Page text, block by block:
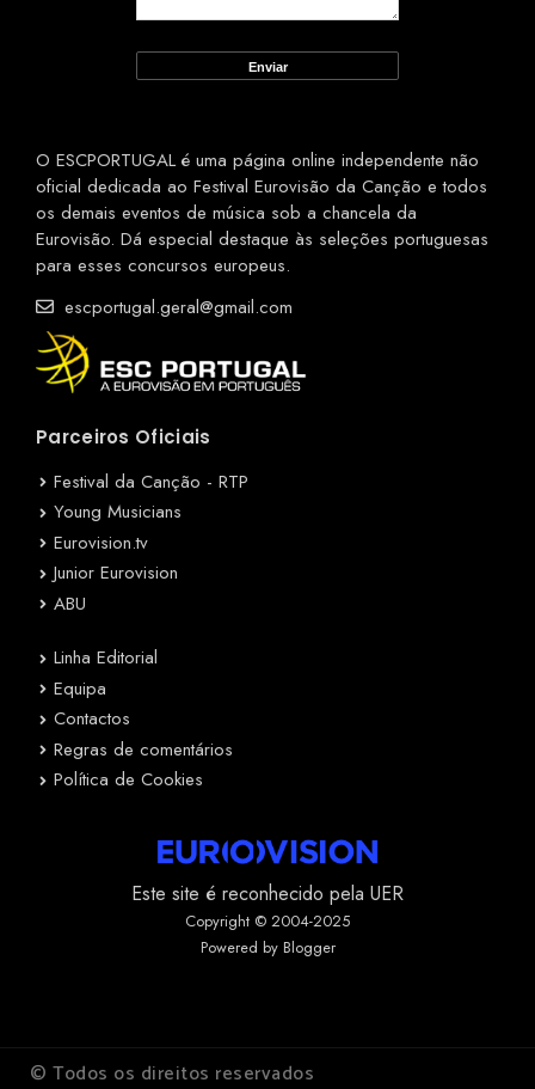
O ESCPORTUGAL é uma página online independente não
oficial dedicada ao Festival Eurovisão da Canção e todos
os demais eventos de música sob a chancela da
Eurovisão. Dá especial destaque às seleções portuguesas
para esses concursos europeus.
escportugal.geral@gmail.com
Parceiros Oficiais
Festival da Canção - RTP
Young Musicians
Eurovision.tv
Junior Eurovision
ABU
Linha Editorial
Equipa
Contactos
Regras de comentários
Política de Cookies
Este site é reconhecido pela UER
Copyright © 2004-2025
Powered by Blogger
© Todos os direitos reservados